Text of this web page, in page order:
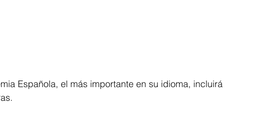
Española, el más importante en su idioma, incluirá